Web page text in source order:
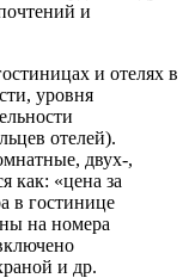
и
и отелях в
уровня
отелей).
двух-,
как: «цена за
в гостинице
на номера
и др.